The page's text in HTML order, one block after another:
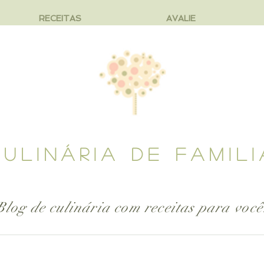
RECEITAS AVALIE
DE
de culinária com receitas para